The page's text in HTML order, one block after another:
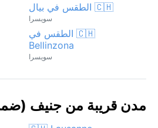
🇨🇭 الطقس في بيال
سويسرا
🇨🇭 الطقس في
Bellinzona
سويسرا
مدن قريبة من جنيف (ضمن 300